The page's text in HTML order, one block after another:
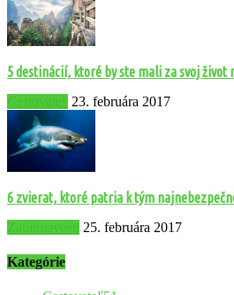
5 destinácií, ktoré by ste mali za svoj život
Cestovateľ 23. februára 2017
6 zvierat, ktoré patria k tým
Zaujímavosti 25. februára 2017
Kategórie